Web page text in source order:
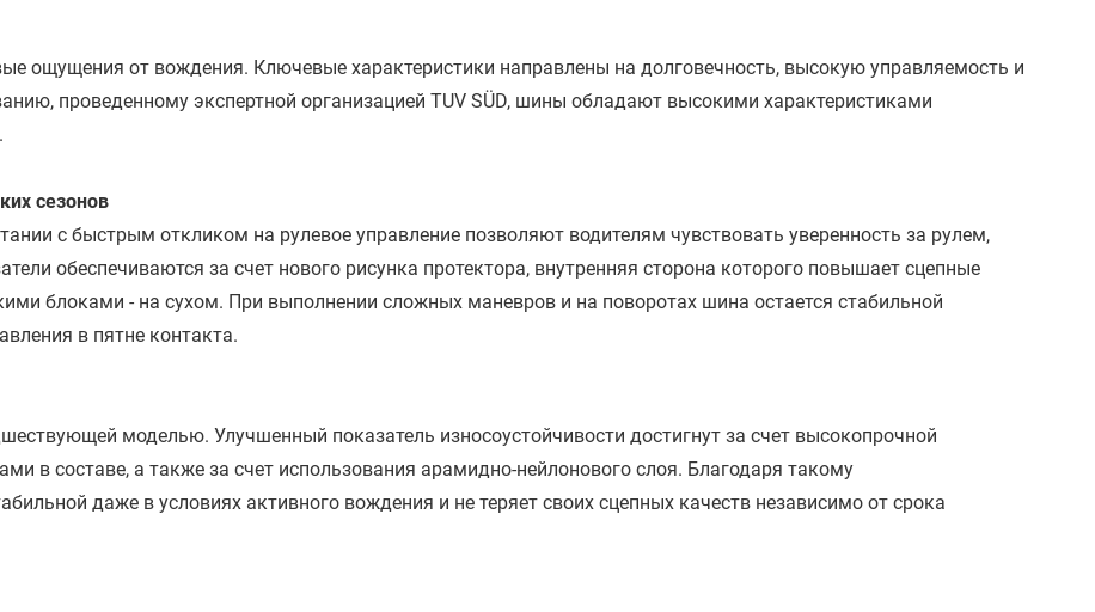
Изностойкость
ощущения от вождения. Ключевые характеристики направлены на долговечность, высокую управляемость и
проведенному экспертной организацией TUV SÜD, шины обладают высокими характеристиками
сезонов
с быстрым откликом на рулевое управление позволяют водителям чувствовать уверенность за рулем,
обеспечиваются за счет нового рисунка протектора, внутренняя сторона которого повышает сцепные
блоками - на сухом. При выполнении сложных маневров и на поворотах шина остается стабильной
в пятне контакта.
моделью. Улучшенный показатель износоустойчивости достигнут за счет высокопрочной
в составе, а также за счет использования арамидно-нейлонового слоя. Благодаря такому
даже в условиях активного вождения и не теряет своих сцепных качеств независимо от срока